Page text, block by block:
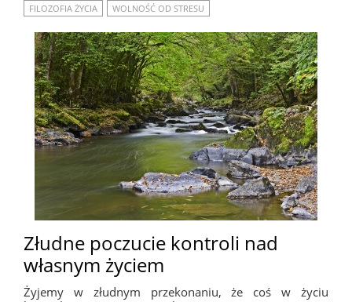
FILOZOFIA ŻYCIA WOLNOŚĆ OD STRESU
Złudne poczucie kontroli nad
własnym życiem
Żyjemy w złudnym przekonaniu, że coś w życiu